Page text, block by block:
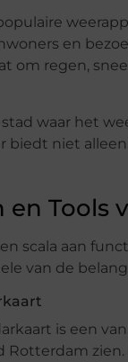
en
om regen,
waar het
biedt niet
en Tools
scala aan
van de
is een
Rotterdam